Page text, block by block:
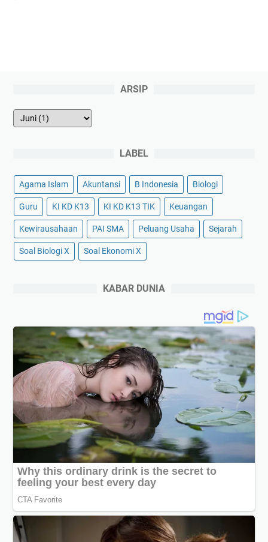
ARSIP
LABEL
Agama Islam Akuntansi B Indonesia Biologi
Guru KI KD K13 KI KD K13 TIK Keuangan
Kewirausahaan PAI SMA Peluang Usaha Sejarah
Soal Biologi X Soal Ekonomi X
KABAR DUNIA